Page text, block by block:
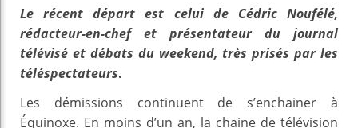
Le récent départ est celui de Cédric Noufélé,
rédacteur-en-chef et présentateur du journal
télévisé et débats du weekend, très prisés par les
téléspectateurs.
Les démissions continuent de s’enchainer à
Équinoxe. En moins d’un an, la chaine de télévision